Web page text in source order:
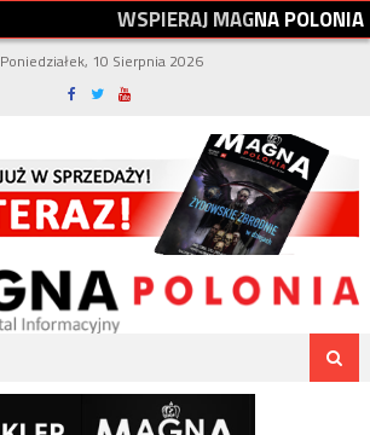
WSPIERAJMAGNAPOLONIA
Poniedziałek, 10 Sierpnia 2026